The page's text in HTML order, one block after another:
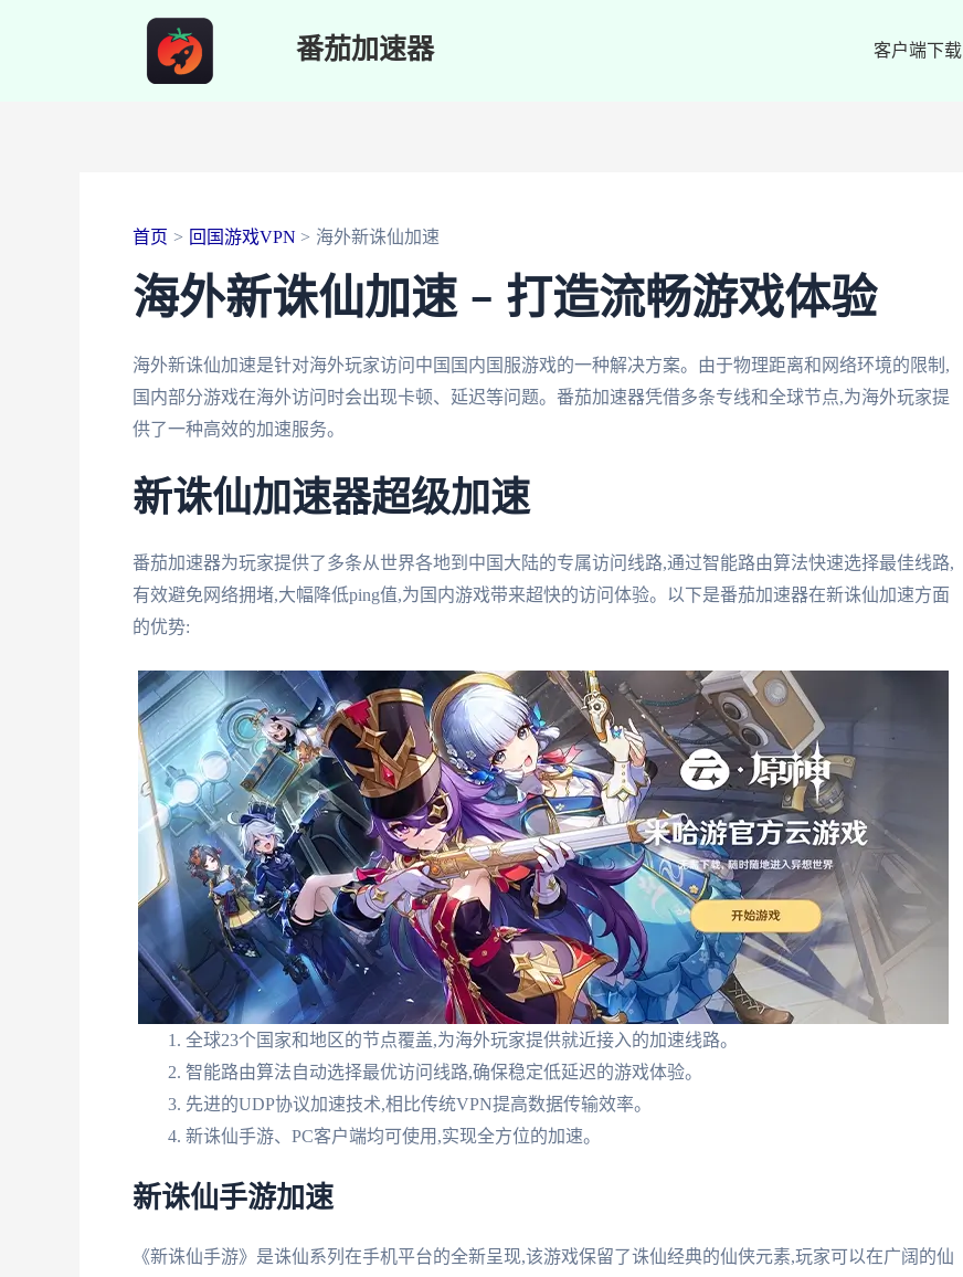
番茄加速器 客户端下载
首页 回国游戏VPN 海外新诛仙加速
海外新诛仙加速 – 打造流畅游戏体验
海外新诛仙加速是针对海外玩家访问中国国内国服游戏的一种解决方案。由于物理距离和网络环境的限制,
国内部分游戏在海外访问时会出现卡顿、延迟等问题。番茄加速器凭借多条专线和全球节点,为海外玩家提
供了一种高效的加速服务。
新诛仙加速器超级加速
番茄加速器为玩家提供了多条从世界各地到中国大陆的专属访问线路,通过智能路由算法快速选择最佳线路,
有效避免网络拥堵,大幅降低ping值,为国内游戏带来超快的访问体验。以下是番茄加速器在新诛仙加速方面
的优势:
全球23个国家和地区的节点覆盖,为海外玩家提供就近接入的加速线路。
智能路由算法自动选择最优访问线路,确保稳定低延迟的游戏体验。
先进的UDP协议加速技术,相比传统VPN提高数据传输效率。
新诛仙手游、PC客户端均可使用,实现全方位的加速。
新诛仙手游加速
《新诛仙手游》是诛仙系列在手机平台的全新呈现,该游戏保留了诛仙经典的仙侠元素,玩家可以在广阔的仙